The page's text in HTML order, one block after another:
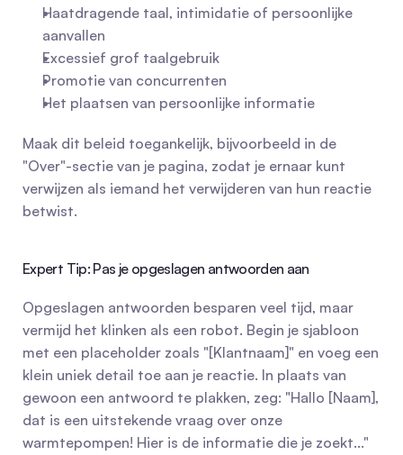
Haatdragende taal, intimidatie of persoonlijke
aanvallen
Excessief grof taalgebruik
Promotie van concurrenten
Het plaatsen van persoonlijke informatie
Maak dit beleid toegankelijk, bijvoorbeeld in de
"Over"-sectie van je pagina, zodat je ernaar kunt
verwijzen als iemand het verwijderen van hun reactie
betwist.
Expert Tip: Pas je opgeslagen antwoorden aan
Opgeslagen antwoorden besparen veel tijd, maar
vermijd het klinken als een robot. Begin je sjabloon
met een placeholder zoals "[Klantnaam]" en voeg een
klein uniek detail toe aan je reactie. In plaats van
gewoon een antwoord te plakken, zeg: "Hallo [Naam],
dat is een uitstekende vraag over onze
warmtepompen! Hier is de informatie die je zoekt..."